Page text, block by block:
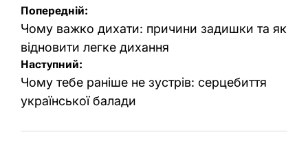
Навігація
записів
Попередній:
Чому важко дихати: причини задишки та як
відновити легке дихання
Наступний:
Чому тебе раніше не зустрів: серцебиття
української балади